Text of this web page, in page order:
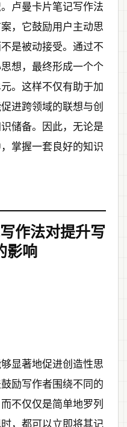
卢曼卡片笔记写作法
，它鼓励用户主动思
是被动接受。通过不
想，最终形成一个个
。这样不仅有助于加
进跨领域的联想与创
储备。因此，无论是
掌握一套良好的知识
作法对提升写
影响
显著地促进创造性思
励写作者围绕不同的
不仅仅是简单地罗列
，都可以立即将其记